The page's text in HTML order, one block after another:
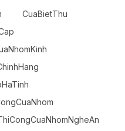
CuaBietThu